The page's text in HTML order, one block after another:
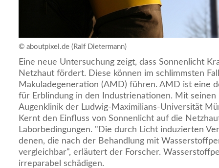
© aboutpixel.de (Ralf Dietermann)
Eine neue Untersuchung zeigt, dass Sonnenlicht
Netzhaut fördert. Diese können im schlimmsten
Makuladegeneration (AMD) führen. AMD ist eine
für Erblindung in den Industrienationen. Mit seinen
Augenklinik der Ludwig-Maximilians-Universität
Kernt den Einfluss von Sonnenlicht auf die
Laborbedingungen. "Die durch Licht induzierten
denen, die nach der Behandlung mit
vergleichbar", erläutert der Forscher.
irreparabel schädigen.